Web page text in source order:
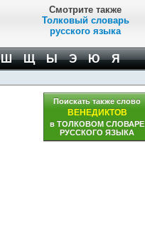
Смотрите также
Толковый словарь
русского языка
Щ Ы Э Ю Я
Поискать также слово
ВЕНЕДИКТОВ
в ТОЛКОВОМ СЛОВАРЕ
РУССКОГО ЯЗЫКА